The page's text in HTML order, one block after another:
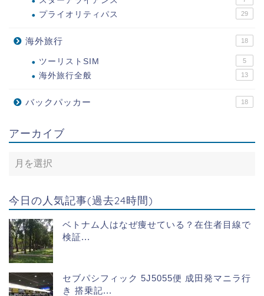
プライオリティパス 29
海外旅行 18
ツーリストSIM 5
海外旅行全般 13
バックパッカー 18
アーカイブ
今日の人気記事(過去24時間)
ベトナム人はなぜ痩せている？在住者目線で
検証...
セブパシフィック 5J5055便 成田発マニラ行
き 搭乗記...